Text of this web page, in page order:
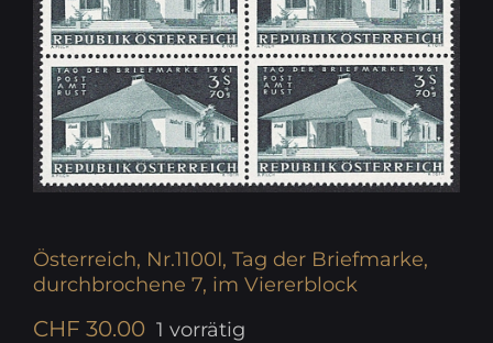
Österreich, Nr.1100I, Tag der Briefmarke,
durchbrochene 7, im Viererblock
CHF 30.00 1 vorrätig